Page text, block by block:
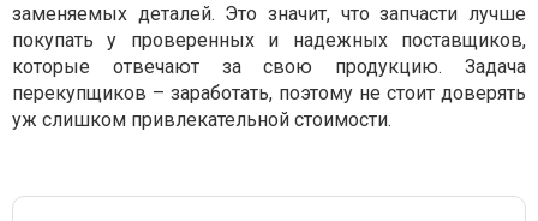
заменяемых деталей. Это значит, что запчасти лучше
покупать у проверенных и надежных поставщиков,
которые отвечают за свою продукцию. Задача
перекупщиков – заработать, поэтому не стоит доверять
уж слишком привлекательной стоимости.